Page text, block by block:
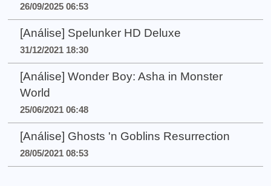
26/09/2025 06:53
[Análise] Spelunker HD Deluxe
31/12/2021 18:30
[Análise] Wonder Boy: Asha in Monster
World
25/06/2021 06:48
[Análise] Ghosts 'n Goblins Resurrection
28/05/2021 08:53